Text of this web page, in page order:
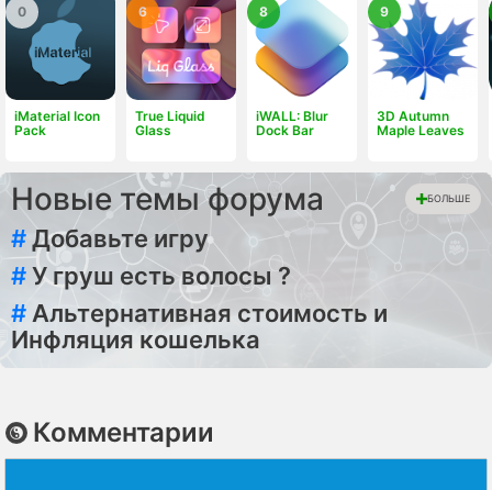
iMaterial Icon
Pack
0
True Liquid
Glass
6
iWALL: Blur
Dock Bar
8
3D Autumn
Maple Leaves
9
Новые темы форума БОЛЬШЕ
#Добавьте игру
#У груш есть волосы ?
# Альтернативная стоимость и
Инфляция кошелька
Комментарии